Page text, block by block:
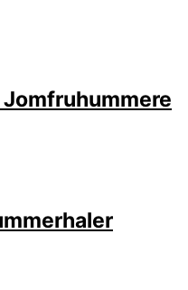
Jomfruhummere
kr..